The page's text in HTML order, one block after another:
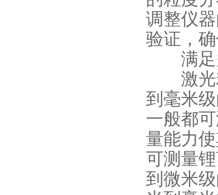
调整仪
验证，
满足
激光粒
到毫米
一般都
量能力
可测量
到微米